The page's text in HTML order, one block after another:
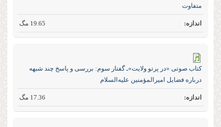
متفاوت
19.65 مگ
كتاب صوتی «در پرتو ولایت»ـ گفتار سوم: بررسى و پاسخ چند شبهه
درباره فضايل اميرالمؤمنين عليه‏‌السلام
17.36 مگ